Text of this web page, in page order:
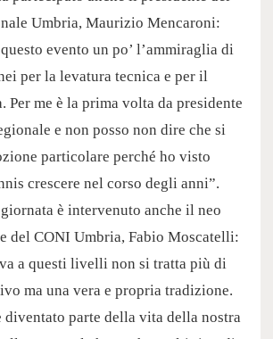
Umbria, Maurizio Mencaroni:
evento un po’ l’ammiraglia di
per la levatura tecnica e per il
Per me è la prima volta da presidente
e non posso non dire che si
particolare perché ho visto
crescere nel corso degli anni”.
è intervenuto anche il neo
del CONI Umbria, Fabio Moscatelli:
a questi livelli non si tratta più di
ma una vera e propria tradizione.
diventato parte della vita della nostra